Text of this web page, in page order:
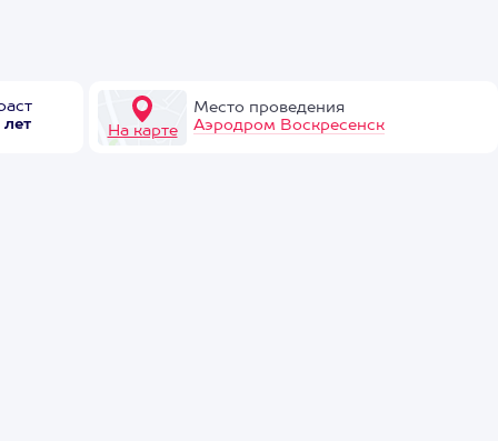
лет
На карте
Место проведения
Аэродром Воскресенск